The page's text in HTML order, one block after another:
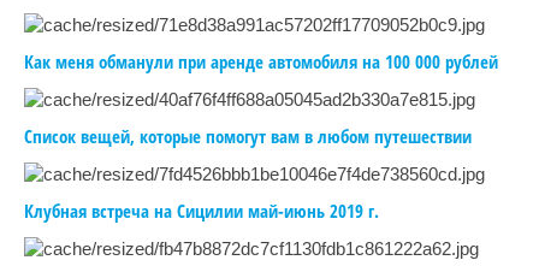
Как меня обманули при аренде автомобиля на 100 000 рублей
Список вещей, которые помогут вам в любом путешествии
Клубная встреча на Сицилии май-июнь 2019 г.